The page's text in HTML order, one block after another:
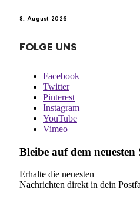
8. August 2026
FOLGE UNS
Facebook
Twitter
Pinterest
Instagram
YouTube
Vimeo
Bleibe auf dem neuesten
Erhalte die neuesten
Nachrichten direkt in dein